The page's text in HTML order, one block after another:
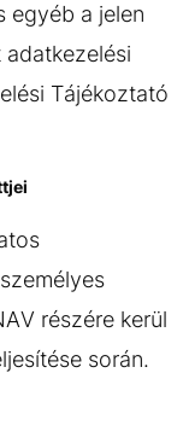
egyéb a jelen
Tájékoztató
részére kerül
során.